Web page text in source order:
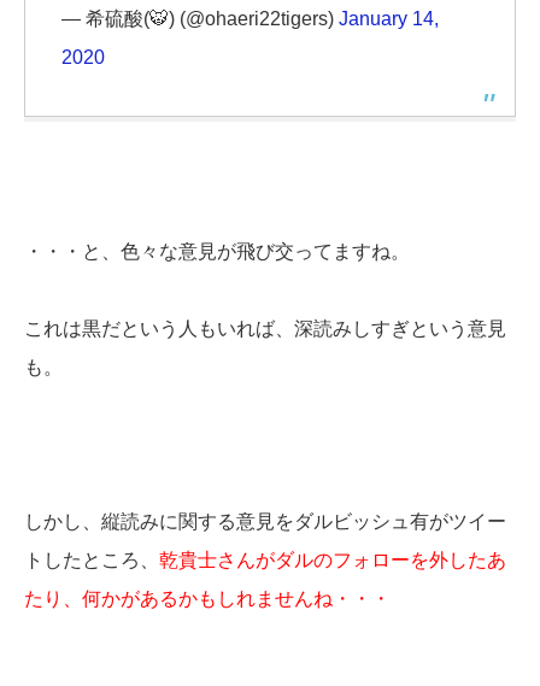
— 希硫酸(🐯) (@ohaeri22tigers) January 14,
2020
・・・と、色々な意見が飛び交ってますね。
これは黒だという人もいれば、深読みしすぎという意見
も。
しかし、縦読みに関する意見をダルビッシュ有がツイー
トしたところ、 乾貴士さんがダルのフォローを外したあ
たり、何かがあるかもしれませんね・・・